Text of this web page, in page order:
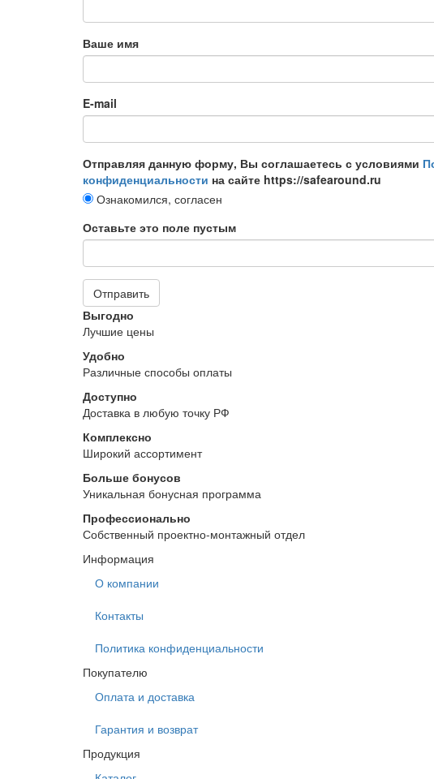
Ваше имя
E-mail
Отправляя данную форму, Вы соглашаетесь с условиями
конфиденциальности на сайте https://safearound.ru
Ознакомился, согласен
Оставьте это поле пустым
Отправить
Выгодно
Лучшие цены
Удобно
Различные способы оплаты
Доступно
Доставка в любую точку РФ
Комплексно
Широкий ассортимент
Больше бонусов
Уникальная бонусная программа
Профессионально
Собственный проектно-монтажный отдел
Информация
О компании
Контакты
Политика конфиденциальности
Покупателю
Оплата и доставка
Гарантия и возврат
Продукция